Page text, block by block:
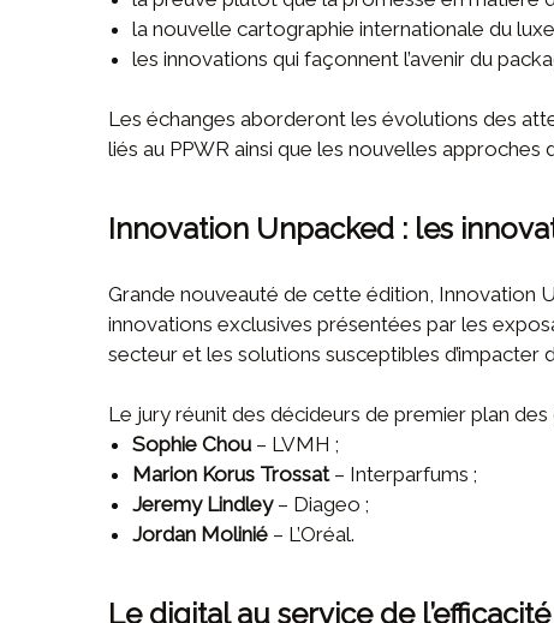
la nouvelle cartographie internationale du
les innovations qui façonnent l’avenir du
Les échanges aborderont les évolutions des
liés au PPWR ainsi que les nouvelles approches
Innovation Unpacked : les
Grande nouveauté de cette édition, Innovation
innovations exclusives présentées par les
secteur et les solutions susceptibles d’impacter
Le jury réunit des décideurs de premier plan des
Sophie Chou – LVMH ;
Marion Korus Trossat– Interparfums ;
Jeremy Lindley– Diageo ;
Jordan Molinié – L’Oréal.
Le digital au service de l’efficacité